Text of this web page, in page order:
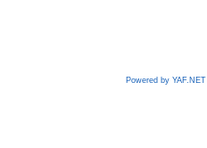
Powered by YAF.NET